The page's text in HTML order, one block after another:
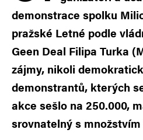
demonstrace spolku
pražské Letné podle
Geen Deal Filipa Turka
zájmy, nikoli
demonstrantů, kterých
akce sešlo na 250.000,
srovnatelný s